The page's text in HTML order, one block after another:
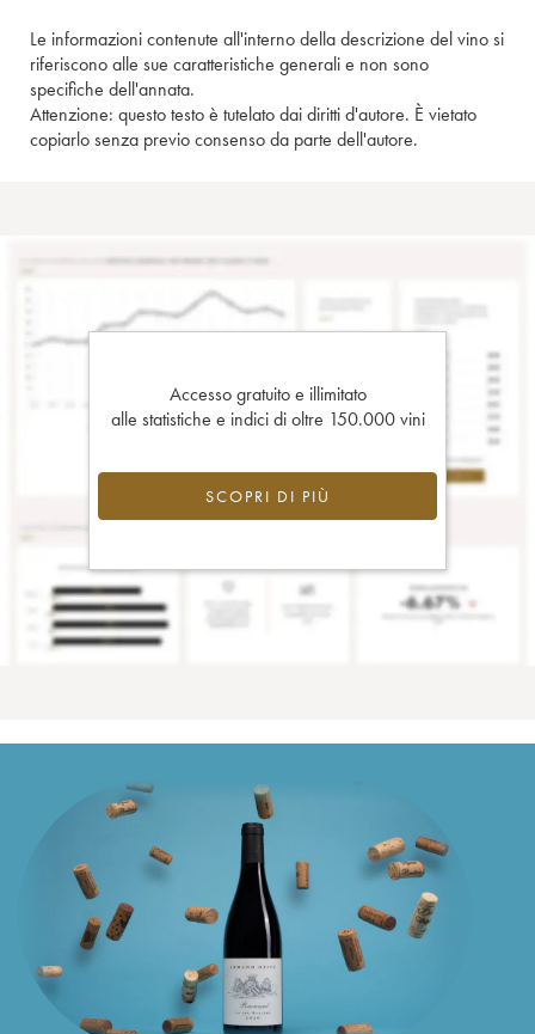
Le informazioni contenute all'interno della descrizione del vino si
riferiscono alle sue caratteristiche generali e non sono
specifiche dell'annata.
Attenzione: questo testo è tutelato dai diritti d'autore. È vietato
copiarlo senza previo consenso da parte dell'autore.
Accesso gratuito e illimitato
alle statistiche e indici di oltre 150.000 vini
SCOPRI DI PIÙ